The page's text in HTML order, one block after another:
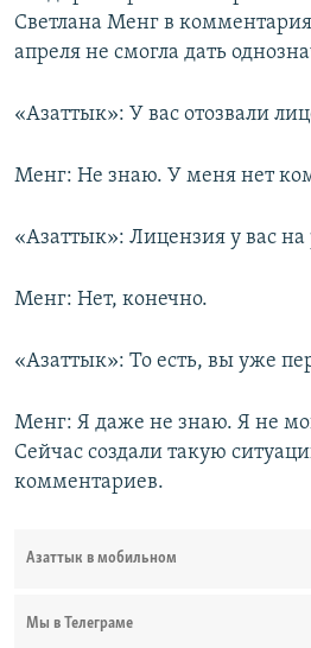
Светлана Менг в
апреля не смогла дать
«Азаттык»: У вас отозвали
Менг: Не знаю. У меня нет
«Азаттык»: Лицензия у вас на
Менг: Нет, конечно.
«Азаттык»: То есть, вы уже
Менг: Я даже не знаю. Я не
Сейчас создали такую
комментариев.
Азаттык в мобильном
Мы в Телеграме